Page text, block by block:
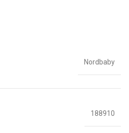
Nordbaby
188910